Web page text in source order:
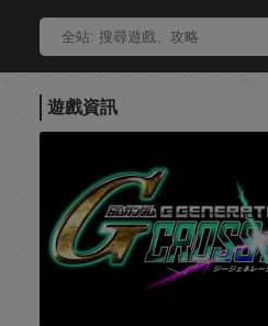
遊戲資訊